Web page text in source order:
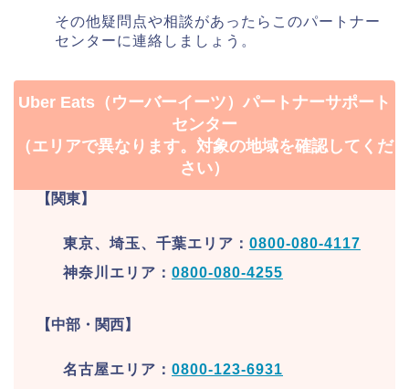
その他疑問点や相談があったらこのパートナー
センターに連絡しましょう。
Uber Eats（ウーバーイーツ）パートナーサポート
センター
（エリアで異なります。対象の地域を確認してくだ
さい）
【関東】
東京、埼玉、千葉エリア： 0800-080-4117
神奈川エリア： 0800-080-4255
【中部・関西】
名古屋エリア： 0800-123-6931